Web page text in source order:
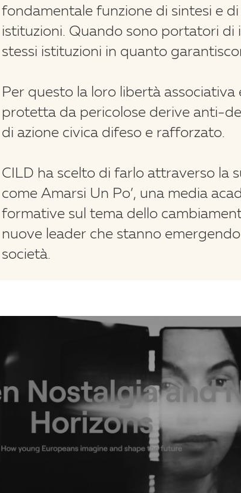
fondamentale funzione di sintesi e
istituzioni. Quando sono portatori di
stessi istituzioni in quanto
Per questo la loro libertà
protetta da pericolose derive anti-
di azione civica difeso e rafforzato.
CILD ha scelto di farlo attraverso la
come Amarsi Un Po’, una media
formative sul tema dello
nuove leader che stanno
società.